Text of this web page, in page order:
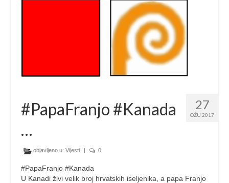
27
OŽU 2017
#PapaFranjo #Kanada
…
objavljeno u: Vijesti | 0
#PapaFranjo #Kanada
U Kanadi živi velik broj hrvatskih iseljenika, a papa Franjo